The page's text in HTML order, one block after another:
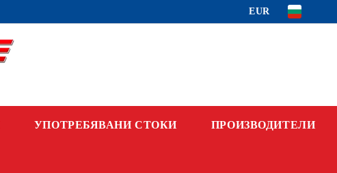
EUR
УПОТРЕБЯВАНИ СТОКИ ПРОИЗВОДИТЕЛИ